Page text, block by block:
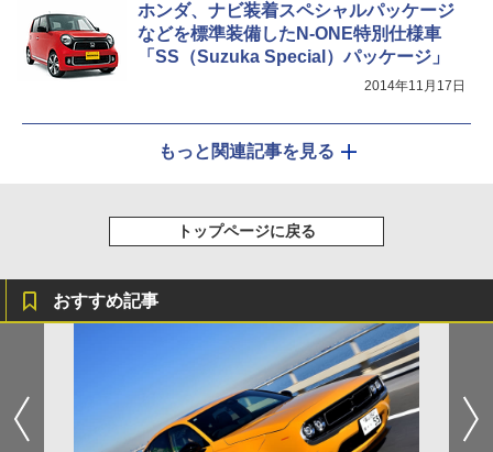
ホンダ、ナビ装着スペシャルパッケージ
などを標準装備したN-ONE特別仕様車
「SS（Suzuka Special）パッケージ」
2014年11月17日
もっと関連記事を見る
トップページに戻る
おすすめ記事